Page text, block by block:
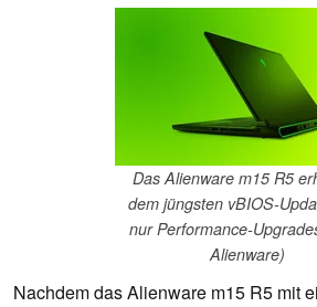
Das Alienware m15 R5
dem jüngsten vBIOS-
nur Performance-
Alienware)
Nachdem das Alienware m15 R5 mit